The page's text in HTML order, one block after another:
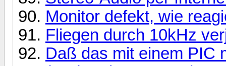
Monitor defekt, wie
Fliegen durch 10kHz
Daß das mit einem PIC